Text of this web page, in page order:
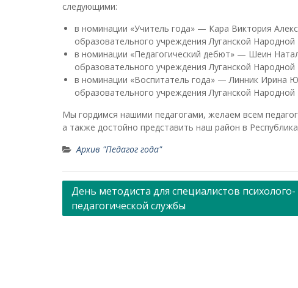
следующими:
в номинации «Учитель года» — Кара Виктория
образовательного учреждения Луганской
в номинации «Педагогический дебют» — Шеин
образовательного учреждения Луганской
в номинации «Воспитатель года» — Линник Ирина
образовательного учреждения Луганской Народной
Мы гордимся нашими педагогами, желаем всем
а также достойно представить наш район в
Архив "Педагог года"
Навигация
по
День методиста для специалистов психолого-
педагогической службы